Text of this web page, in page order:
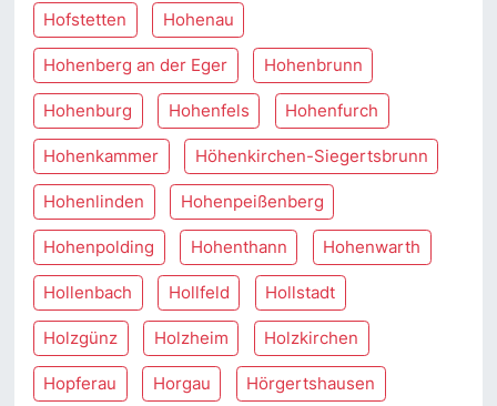
Hofstetten Hohenau
Hohenberg an der Eger Hohenbrunn
Hohenburg Hohenfels Hohenfurch
Hohenkammer Höhenkirchen-Siegertsbrunn
Hohenlinden Hohenpeißenberg
Hohenpolding Hohenthann Hohenwarth
Hollenbach Hollfeld Hollstadt
Holzgünz Holzheim Holzkirchen
Hopferau Horgau Hörgertshausen